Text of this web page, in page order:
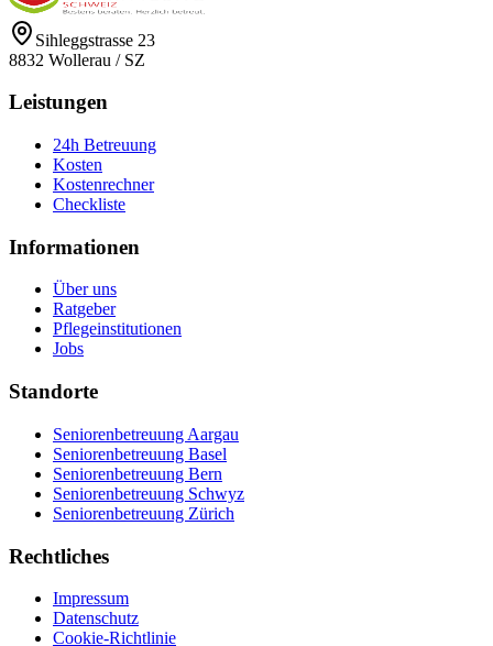
Sihleggstrasse 23
8832 Wollerau / SZ
Leistungen
24h Betreuung
Kosten
Kostenrechner
Checkliste
Informationen
Über uns
Ratgeber
Pflegeinstitutionen
Jobs
Standorte
Seniorenbetreuung Aargau
Seniorenbetreuung Basel
Seniorenbetreuung Bern
Seniorenbetreuung Schwyz
Seniorenbetreuung Zürich
Rechtliches
Impressum
Datenschutz
Cookie-Richtlinie